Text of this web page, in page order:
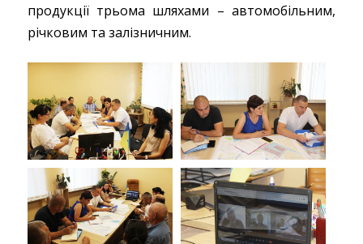
продукції трьома шляхами – автомобільним,
річковим та залізничним.